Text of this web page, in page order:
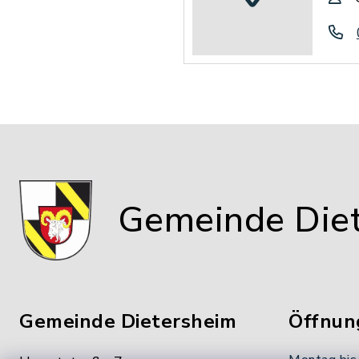
Gemeinde
Gemeinde Dietersheim